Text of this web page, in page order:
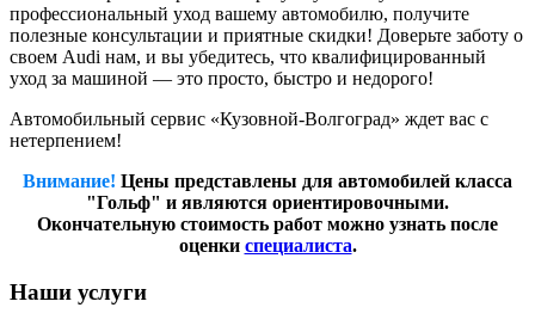
профессиональный уход вашему автомобилю, получите
полезные консультации и приятные скидки! Доверьте заботу о
своем Audi нам, и вы убедитесь, что квалифицированный
уход за машиной — это просто, быстро и недорого!
Автомобильный сервис «Кузовной-Волгоград» ждет вас с
нетерпением!
Внимание! Цены представлены для автомобилей класса
"Гольф" и являются ориентировочными.
Окончательную стоимость работ можно узнать после
оценки специалиста.
Наши услуги